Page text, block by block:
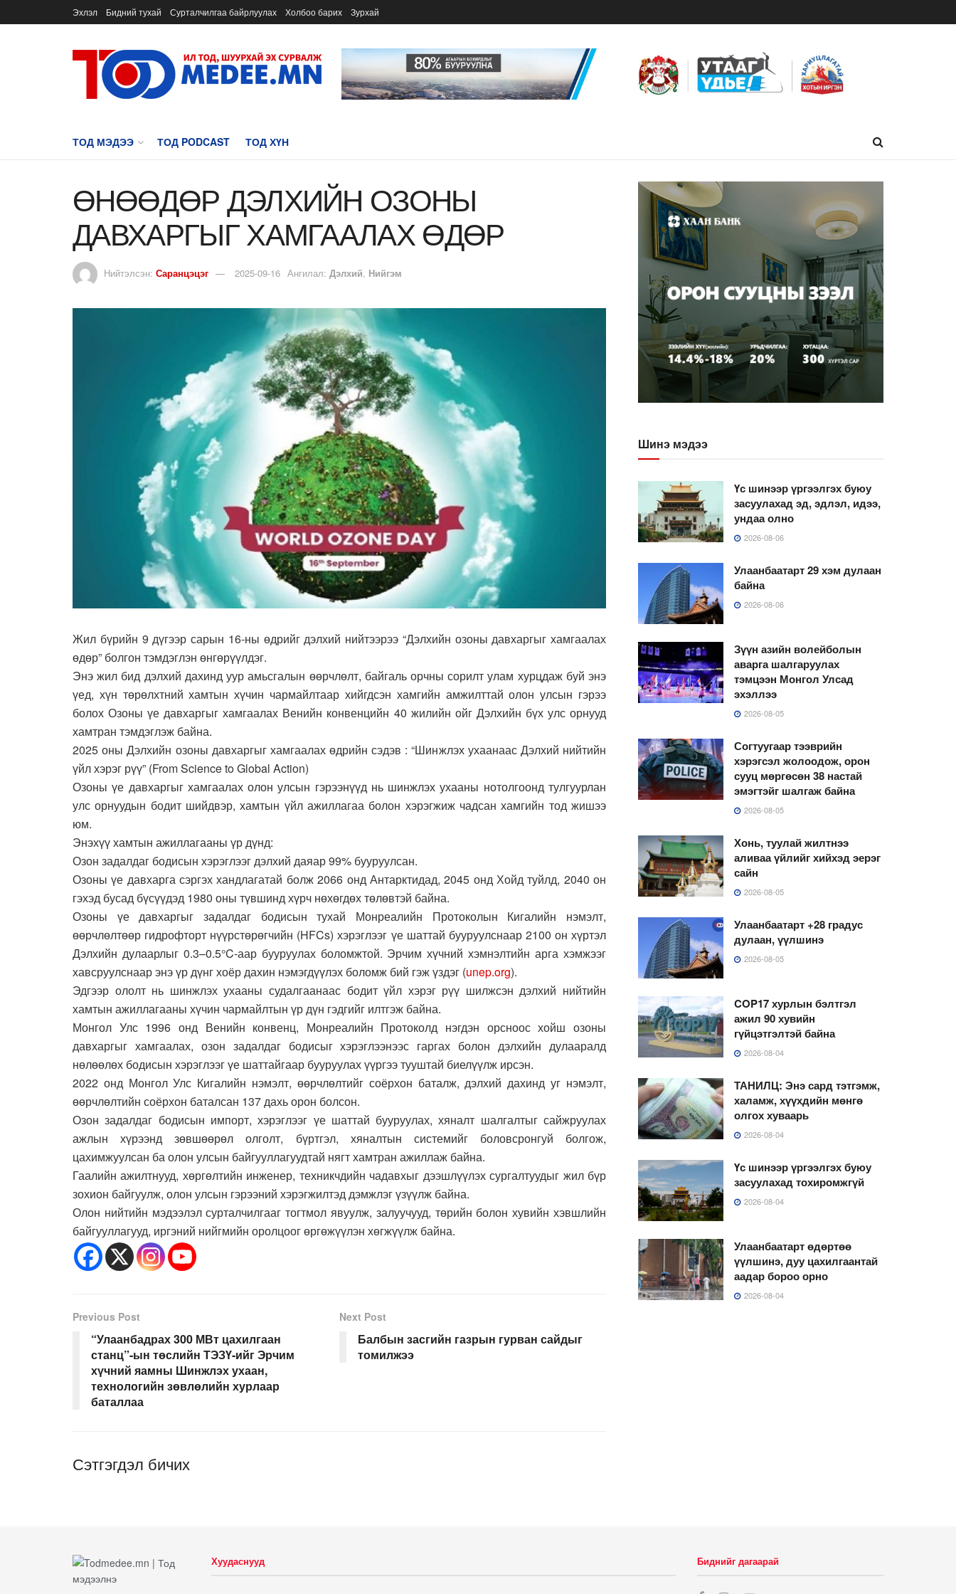
Эхлэл Бидний тухай Сурталчилгаа байрлуулах Холбоо барих Зурхай
ТОД МЭДЭЭ ТОД PODCAST ТОД ХҮН
ӨНӨӨДӨР ДЭЛХИЙН ОЗОНЫ
ДАВХАРГЫГ ХАМГААЛАХ ӨДӨР
Нийтэлсэн: Саранцэцэг 2025-09-16 Ангилал: Дэлхий, Нийгэм
Жил бүрийн 9 дүгээр сарын 16-ны өдрийг дэлхий нийтээрээ “Дэлхийн озоны давхаргыг хамгаалах
өдөр” болгон тэмдэглэн өнгөрүүлдэг.
Энэ жил бид дэлхий дахинд уур амьсгалын өөрчлөлт, байгаль орчны сорилт улам хурцдаж буй энэ
үед, хүн төрөлхтний хамтын хүчин чармайлтаар хийгдсэн хамгийн амжилттай олон улсын гэрээ
болох Озоны үе давхаргыг хамгаалах Венийн конвенцийн 40 жилийн ойг Дэлхийн бүх улс орнууд
хамтран тэмдэглэж байна.
2025 оны Дэлхийн озоны давхаргыг хамгаалах өдрийн сэдэв : “Шинжлэх ухаанаас Дэлхий нийтийн
үйл хэрэг рүү” (From Science to Global Action)
Озоны үе давхаргыг хамгаалах олон улсын гэрээнүүд нь шинжлэх ухааны нотолгоонд тулгуурлан
улс орнуудын бодит шийдвэр, хамтын үйл ажиллагаа болон хэрэгжиж чадсан хамгийн тод жишээ
юм.
Энэхүү хамтын ажиллагааны үр дүнд:
Озон задалдаг бодисын хэрэглээг дэлхий даяар 99% бууруулсан.
Озоны үе давхарга сэргэх хандлагатай болж 2066 онд Антарктидад, 2045 онд Хойд туйлд, 2040 он
гэхэд бусад бүсүүдэд 1980 оны түвшинд хүрч нөхөгдөх төлөвтэй байна.
Озоны үе давхаргыг задалдаг бодисын тухай Монреалийн Протоколын Кигалийн нэмэлт,
өөрчлөлтөөр гидрофторт нүүрстөрөгчийн (HFCs) хэрэглээг үе шаттай бууруулснаар 2100 он хүртэл
Дэлхийн дулаарлыг 0.3–0.5°C-аар бууруулах боломжтой. Эрчим хүчний хэмнэлтийн арга хэмжээг
хавсруулснаар энэ үр дүнг хоёр дахин нэмэгдүүлэх боломж бий гэж үздэг (unep.org).
Эдгээр ололт нь шинжлэх ухааны судалгаанаас бодит үйл хэрэг рүү шилжсэн дэлхий нийтийн
хамтын ажиллагааны хүчин чармайлтын үр дүн гэдгийг илтгэж байна.
Монгол Улс 1996 онд Венийн конвенц, Монреалийн Протоколд нэгдэн орсноос хойш озоны
давхаргыг хамгаалах, озон задалдаг бодисыг хэрэглээнээс гаргах болон дэлхийн дулааралд
нөлөөлөх бодисын хэрэглээг үе шаттайгаар бууруулах үүргээ тууштай биелүүлж ирсэн.
2022 онд Монгол Улс Кигалийн нэмэлт, өөрчлөлтийг соёрхон баталж, дэлхий дахинд уг нэмэлт,
өөрчлөлтийн соёрхон баталсан 137 дахь орон болсон.
Озон задалдаг бодисын импорт, хэрэглээг үе шаттай бууруулах, хяналт шалгалтыг сайжруулах
ажлын хүрээнд зөвшөөрөл олголт, бүртгэл, хяналтын системийг боловсронгуй болгож,
цахимжуулсан ба олон улсын байгууллагуудтай нягт хамтран ажиллаж байна.
Гаалийн ажилтнууд, хөргөлтийн инженер, техникчдийн чадавхыг дээшлүүлэх сургалтуудыг жил бүр
зохион байгуулж, олон улсын гэрээний хэрэгжилтэд дэмжлэг үзүүлж байна.
Олон нийтийн мэдээлэл сурталчилгааг тогтмол явуулж, залуучууд, төрийн болон хувийн хэвшлийн
байгууллагууд, иргэний нийгмийн оролцоог өргөжүүлэн хөгжүүлж байна.
Previous Post
“Улаанбадрах 300 МВт цахилгаан
станц”-ын төслийн ТЭЗҮ-ийг Эрчим
хүчний яамны Шинжлэх ухаан,
технологийн зөвлөлийн хурлаар
баталлаа
Next Post
Балбын засгийн газрын гурван сайдыг
томилжээ
Сэтгэгдэл бичих
Шинэ мэдээ
Үс шинээр үргээлгэх буюу
засуулахад эд, эдлэл, идээ,
ундаа олно
2026-08-06
Улаанбаатарт 29 хэм дулаан
байна
2026-08-06
Зүүн азийн волейболын
аварга шалгаруулах
тэмцээн Монгол Улсад
эхэллээ
2026-08-05
Согтуугаар тээврийн
хэрэгсэл жолоодож, орон
сууц мөргөсөн 38 настай
эмэгтэйг шалгаж байна
2026-08-05
Хонь, туулай жилтнээ
аливаа үйлийг хийхэд эерэг
сайн
2026-08-05
Улаанбаатарт +28 градус
дулаан, үүлшинэ
2026-08-05
COP17 хурлын бэлтгэл
ажил 90 хувийн
гүйцэтгэлтэй байна
2026-08-04
ТАНИЛЦ: Энэ сард тэтгэмж,
халамж, хүүхдийн мөнгө
олгох хуваарь
2026-08-04
Үс шинээр үргээлгэх буюу
засуулахад тохиромжгүй
2026-08-04
Улаанбаатарт өдөртөө
үүлшинэ, дуу цахилгаантай
аадар бороо орно
2026-08-04
Хуудаснууд Биднийг дагаарай